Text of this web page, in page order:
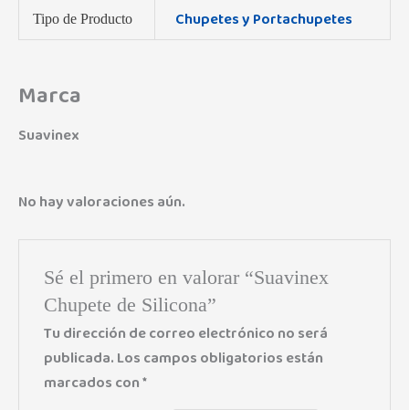
Tipo de Producto Chupetes y Portachupetes
Marca
Suavinex
No hay valoraciones aún.
Sé el primero en valorar “Suavinex
Chupete de Silicona”
Tu dirección de correo electrónico no será
publicada.Los campos obligatorios están
marcados con*